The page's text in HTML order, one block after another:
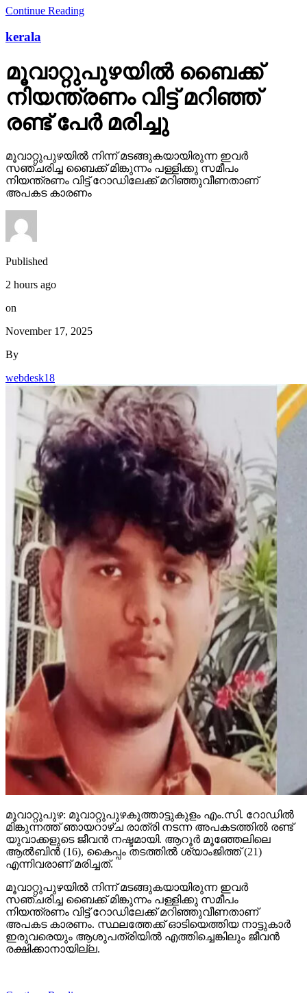
Continue Reading
kerala
മൂവാറ്റുപുഴയില്‍ ബൈക്ക്
നിയന്ത്രണം വിട്ട് മറിഞ്ഞ്
രണ്ട് പേര്‍ മരിച്ചു
മൂവാറ്റുപുഴയില്‍ നിന്ന് മടങ്ങുകയായിരുന്ന ഇവര്‍
സഞ്ചരിച്ച ബൈക്ക് മിങ്കുന്നം പള്ളിക്കു സമീപം
നിയന്ത്രണം വിട്ട് റോഡിലേക്ക് മറിഞ്ഞുവീണതാണ്
അപകട കാരണം
Published
2 hours ago
on
November 17, 2025
By
webdesk18
മൂവാറ്റുപുഴ: മൂവാറ്റുപുഴകൂത്താട്ടുകുളം എം.സി. റോഡില്‍
മിങ്കുന്നത്ത് ഞായറാഴ്ച രാത്രി നടന്ന അപകടത്തില്‍ രണ്ട്
യുവാക്കളുടെ ജീവന്‍ നഷ്ടമായി. ആറൂര്‍ മൂഞ്ഞേലിലെ
ആല്‍ബിന്‍ (16), കൈപ്പം തടത്തില്‍ ശ്യാംജിത്ത് (21)
എന്നിവരാണ് മരിച്ചത്.
മൂവാറ്റുപുഴയില്‍ നിന്ന് മടങ്ങുകയായിരുന്ന ഇവര്‍
സഞ്ചരിച്ച ബൈക്ക് മിങ്കുന്നം പള്ളിക്കു സമീപം
നിയന്ത്രണം വിട്ട് റോഡിലേക്ക് മറിഞ്ഞുവീണതാണ്
അപകട കാരണം. സ്ഥലത്തേക്ക് ഓടിയെത്തിയ നാട്ടുകാര്‍
ഇരുവരെയും ആശുപത്രിയില്‍ എത്തിച്ചെങ്കിലും ജീവന്‍
രക്ഷിക്കാനായില്ല.